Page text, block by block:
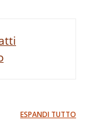
ESPANDI TUTTO